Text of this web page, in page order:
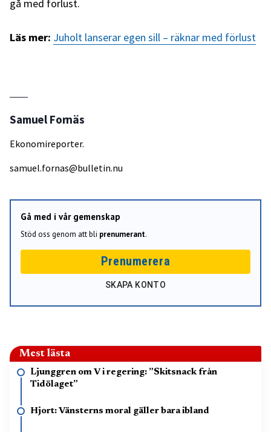
gå med förlust.
Läs mer: Juholt lanserar egen sill – räknar med förlust
Samuel Fornäs
Ekonomireporter.
samuel.fornas@bulletin.nu
Gå med i vår gemenskap
Stöd oss genom att bli prenumerant.
Prenumerera
SKAPA KONTO
Mest lästa
Ljunggren om V i regering: ”Skitsnack från
Tidölaget”
Hjort: Vänsterns moral gäller bara ibland